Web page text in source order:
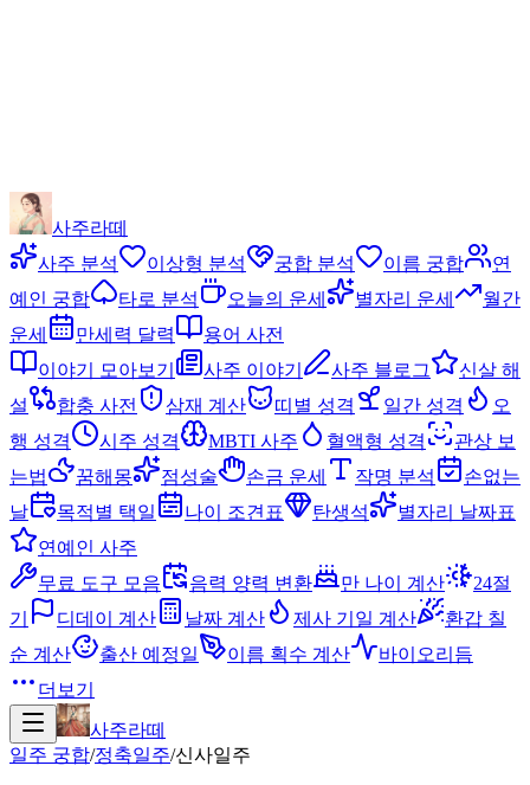
사주라떼
사주 분석
이상형 분석 궁합 분석 이름 궁합
연
예인 궁합
타로 분석 오늘의 운세 별자리 운세
월간
운세
만세력 달력
용어 사전
이야기 모아보기
사주 이야기 사주 블로그
신살 해
설
합충 사전 삼재 계산 띠별 성격 일간 성격
오
행 성격
시주 성격 MBTI 사주 혈액형 성격
관상 보
는법
꿈해몽 점성술 손금 운세 작명 분석
손없는
날
목적별 택일 나이 조견표 탄생석
별자리 날짜표
연예인 사주
무료 도구 모음
음력 양력 변환 만 나이 계산
24절
기
디데이 계산 날짜 계산 제사 기일 계산
환갑 칠
순 계산
출산 예정일 이름 획수 계산
바이오리듬
더보기
사주라떼
일주 궁합/정축일주/신사일주